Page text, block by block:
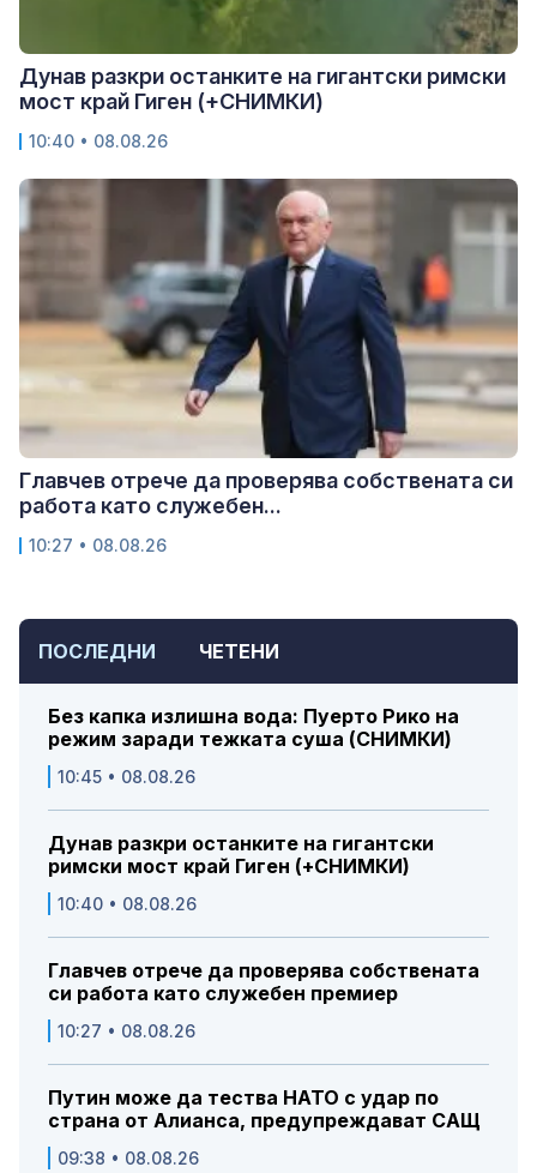
ПОСЛЕДНИ ЧЕТЕНИ
Без капка излишна вода: Пуерто Рико на
режим заради тежката суша (СНИМКИ)
10:45 • 08.08.26
Дунав разкри останките на гигантски
римски мост край Гиген (+СНИМКИ)
10:40 • 08.08.26
Главчев отрече да проверява собствената
си работа като служебен премиер
10:27 • 08.08.26
Путин може да тества НАТО с удар по
страна от Алианса, предупреждават САЩ
09:38 • 08.08.26
Дунав разкри останките на гигантски римски
мост край Гиген (+СНИМКИ)
10:40 • 08.08.26
Главчев отрече да проверява собствената си
работа като служебен...
10:27 • 08.08.26